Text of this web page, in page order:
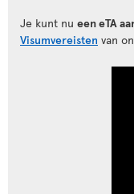
Je kunt nu een eTA
Visumvereisten van